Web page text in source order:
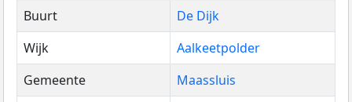
Buurt
De Dijk
Wijk
Aalkeetpolder
Gemeente
Maassluis